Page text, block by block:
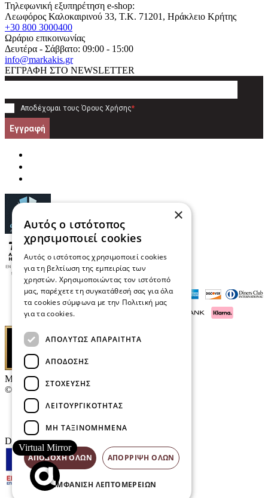
Τηλεφωνική εξυπηρέτηση e-shop:
Λεωφόρος Καλοκαιρινού 33, T.K. 71201, Ηράκλειο Κρήτης
+30 800 3000400
Ωράριο επικοινωνίας
Δευτέρα - Σάββατο: 09:00 - 15:00
info@markakis.gr
ΕΓΓΡΑΦΗ ΣΤΟ NEWSLETTER
Αποδέχομαι τους Όρους Χρήσης*
Εγγραφή
Μαρκάκης Οπτικά
© 2026
Επικοινωνία
E-Volution Awards
Designed & developed by
Virtual Mirror
×
Αυτός ο ιστότοπος
χρησιμοποιεί cookies
Αυτός ο ιστότοπος χρησιμοποιεί cookies
για τη βελτίωση της εμπειρίας των
χρηστών. Χρησιμοποιώντας τον ιστότοπό
μας, παρέχετε τη συγκατάθεσή σας για όλα
τα cookies σύμφωνα με την Πολιτική μας
για τα cookies.
ΑΠΟΛΎΤΩΣ ΑΠΑΡΑΊΤΗΤΑ
ΑΠΌΔΟΣΗΣ
ΣΤΌΧΕΥΣΗΣ
ΛΕΙΤΟΥΡΓΙΚΌΤΗΤΑΣ
ΜΗ ΤΑΞΙΝΟΜΗΜΈΝΑ
ΑΠΟΔΟΧΉ ΌΛΩΝ ΑΠΌΡΡΙΨΗ ΌΛΩΝ
ΕΜΦΆΝΙΣΗ ΛΕΠΤΟΜΕΡΕΙΏΝ